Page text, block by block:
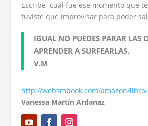
Escribe cuál fue ese momento que
tuviste que improvisar para poder
IGUAL NO PUEDES PARAR LAS
APRENDER A SURFEARLAS.
V.M
http://websmbook.com/amazon/
Vanessa Martín Ardanaz